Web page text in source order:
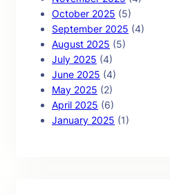
October 2025 (5)
September 2025 (4)
August 2025 (5)
July 2025 (4)
June 2025 (4)
May 2025 (2)
April 2025 (6)
January 2025 (1)